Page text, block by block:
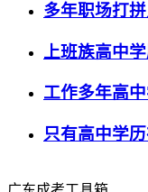
多年职场打
上班族高中
工作多年高
只有高中学